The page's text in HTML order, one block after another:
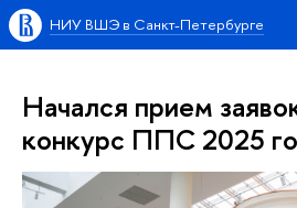
НИУ ВШЭ в Санкт-Петербурге
Начался прием
конкурс ППС 2025